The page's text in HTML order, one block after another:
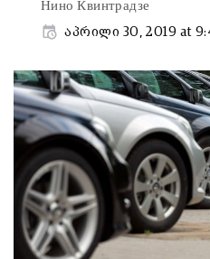
Нино Квинтрадзе
აპრილი 30, 2019 at